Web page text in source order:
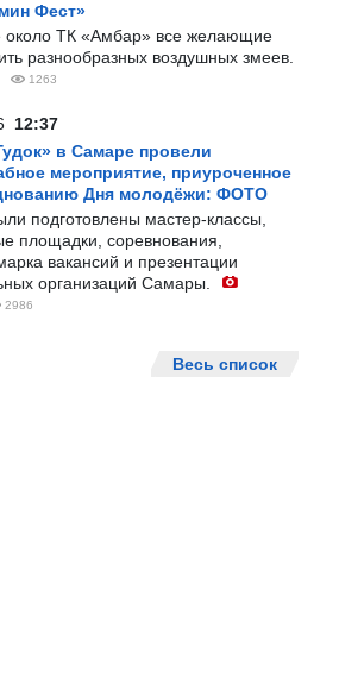
Фест»
около ТК «Амбар» все желающие
разнообразных воздушных змеев.
1263
12:37
в Самаре провели
мероприятие, приуроченное
Дня молодёжи: ФОТО
подготовлены мастер-классы,
площадки, соревнования,
вакансий и презентации
организаций Самары.
2986
Весь список